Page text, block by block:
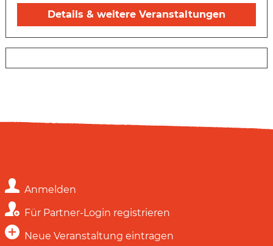
Details & weitere Veranstaltungen
Anmelden
Für Partner-Login registrieren
Neue Veranstaltung eintragen